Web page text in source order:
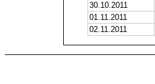
30.10.2011
01.11.2011
02.11.2011